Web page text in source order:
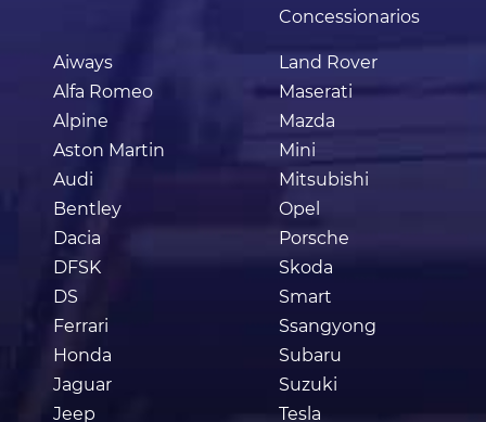
Aiways
Alfa Romeo
Alpine
Aston Martin
Audi
Bentley
Dacia
DFSK
DS
Ferrari
Honda
Jaguar
Jeep
Land Rover
Maserati
Mazda
Mini
Mitsubishi
Opel
Porsche
Skoda
Smart
Ssangyong
Subaru
Suzuki
Tesla
Concessionarios